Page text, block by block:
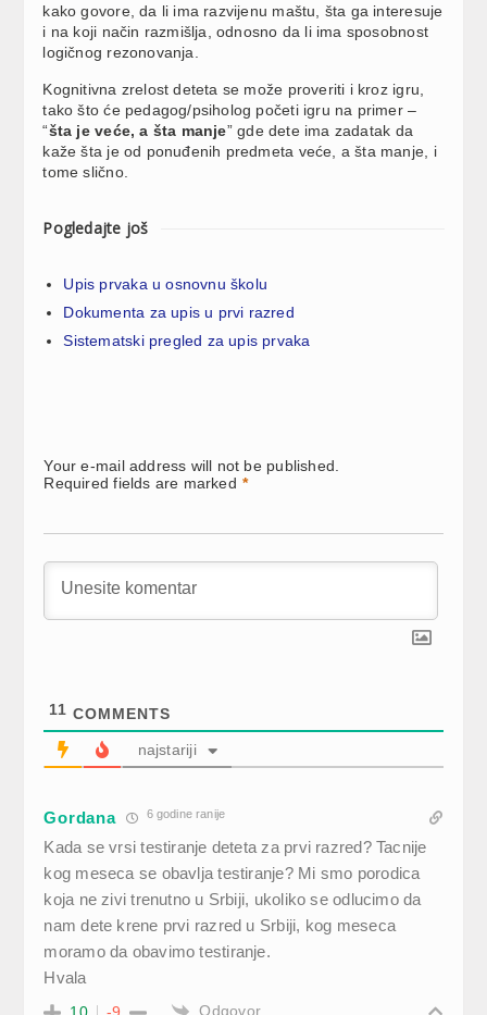
kako govore, da li ima razvijenu maštu, šta ga interesuje
i na koji način razmišlja, odnosno da li ima sposobnost
logičnog rezonovanja.
Kognitivna zrelost deteta se može proveriti i kroz igru,
tako što će pedagog/psiholog početi igru na primer –
“šta je veće, a šta manje” gde dete ima zadatak da
kaže šta je od ponuđenih predmeta veće, a šta manje, i
tome slično.
Pogledajte još
Upis prvaka u osnovnu školu
Dokumenta za upis u prvi razred
Sistematski pregled za upis prvaka
Your e-mail address will not be published.
Required fields are marked *
11 COMMENTS
najstariji
Gordana 6 godine ranije
Kada se vrsi testiranje deteta za prvi razred? Tacnije
kog meseca se obavlja testiranje? Mi smo porodica
koja ne zivi trenutno u Srbiji, ukoliko se odlucimo da
nam dete krene prvi razred u Srbiji, kog meseca
moramo da obavimo testiranje.
Hvala
Odgovor